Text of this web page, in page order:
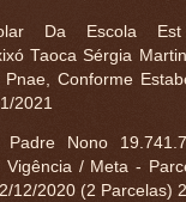
Da Escola
Taoca Sérgia
Conforme
2021
Nono
Vigência / Meta -
12/2020 (2 Parcelas)